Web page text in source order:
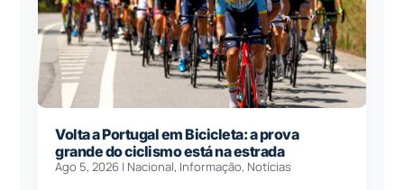
Volta a Portugal em Bicicleta: a prova
grande do ciclismo está na estrada
Ago 5, 2026 | Nacional, Informação, Notícias